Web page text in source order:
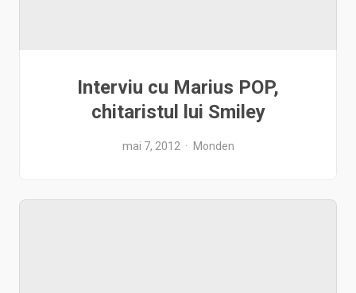
Interviu cu Marius POP,
chitaristul lui Smiley
mai 7, 2012 Monden